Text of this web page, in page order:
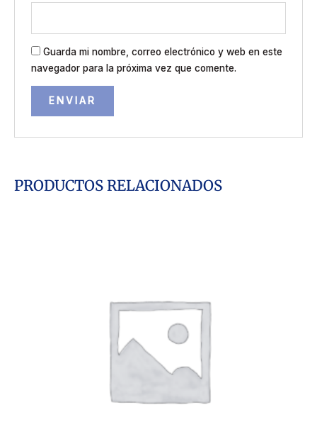
Guarda mi nombre, correo electrónico y web en este
navegador para la próxima vez que comente.
PRODUCTOS RELACIONADOS